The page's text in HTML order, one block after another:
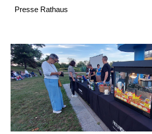
Presse Rathaus